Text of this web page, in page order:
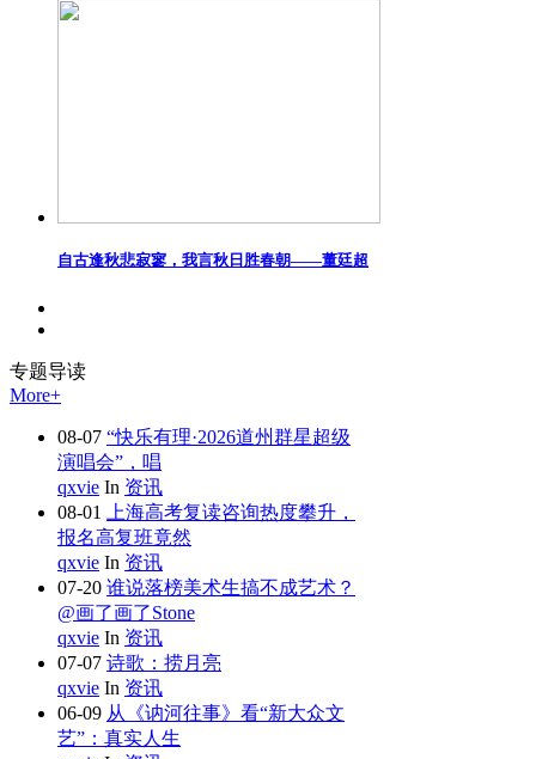
自古逢秋悲寂寥，我言秋日胜春朝——董廷超
专题导读
More+
08-07 “快乐有理·2026道州群星超级
演唱会”，唱
qxvie In 资讯
08-01
上海高考复读咨询热度攀升，
报名高复班竟然
qxvie In 资讯
07-20 谁说落榜美术生搞不成艺术？
@画了画了Stone
qxvie In 资讯
07-07 诗歌：捞月亮
qxvie In 资讯
06-09 从《讷河往事》看“新大众文
艺”：真实人生